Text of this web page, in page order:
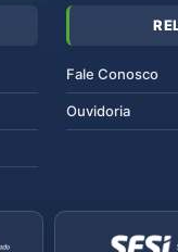
Fale Conosco
Ouvidoria